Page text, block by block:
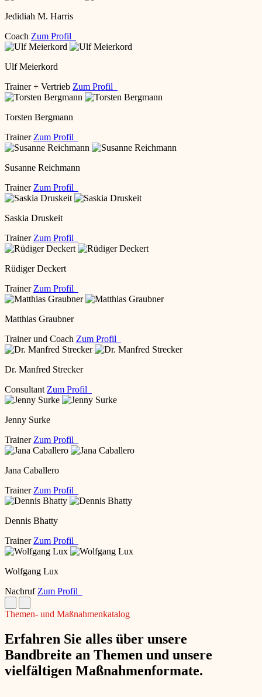
Jedidiah M. Harris
Coach Zum Profil
Ulf Meierkord
Trainer + Vertrieb Zum Profil
Torsten Bergmann
Trainer Zum Profil
Susanne Reichmann
Trainer Zum Profil
Saskia Druskeit
Trainer Zum Profil
Rüdiger Deckert
Trainer Zum Profil
Matthias Graubner
Trainer und Coach Zum Profil
Dr. Manfred Strecker
Consultant Zum Profil
Jenny Surke
Trainer Zum Profil
Jana Caballero
Trainer Zum Profil
Dennis Bhatty
Trainer Zum Profil
Wolfgang Lux
Nachruf Zum Profil
Themen- und Maßnahmenkatalog
Erfahren Sie alles über unsere
Bandbreite an Themen und unsere
vielfältigen Maßnahmenformate.